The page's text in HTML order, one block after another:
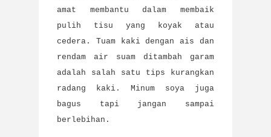
amat membantu dalam membaik
pulih tisu yang koyak atau
cedera. Tuam kaki dengan ais dan
rendam air suam ditambah garam
adalah salah satu tips kurangkan
radang kaki. Minum soya juga
bagus tapi jangan sampai
berlebihan.